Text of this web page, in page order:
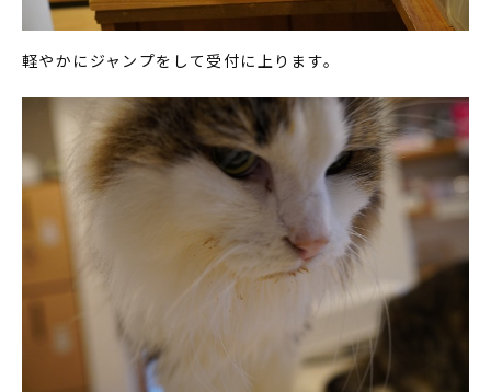
軽やかにジャンプをして受付に上ります。